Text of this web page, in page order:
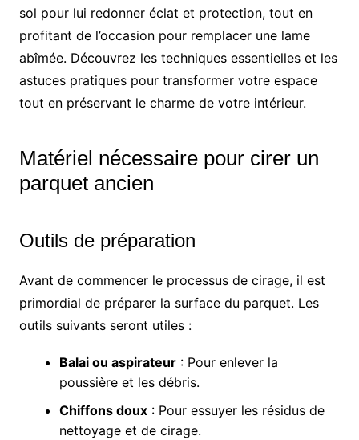
sol pour lui redonner éclat et protection, tout en
profitant de l’occasion pour remplacer une lame
abîmée. Découvrez les techniques essentielles et les
astuces pratiques pour transformer votre espace
tout en préservant le charme de votre intérieur.
Matériel nécessaire pour cirer un
parquet ancien
Outils de préparation
Avant de commencer le processus de cirage, il est
primordial de préparer la surface du parquet. Les
outils suivants seront utiles :
Balai ou aspirateur: Pour enlever la
poussière et les débris.
Chiffons doux: Pour essuyer les résidus de
nettoyage et de cirage.